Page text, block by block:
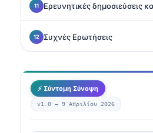
Ερευνητικές δημοσιεύσεις
Συχνές Ερωτήσεις
⚡ Σύντομη Σύνοψη
v1.0 — 9 Απριλίου 2026